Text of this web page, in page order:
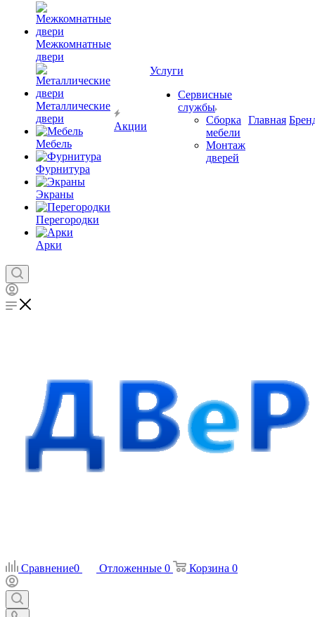
Межкомнатные
двери
Металлические
двери
Мебель
Фурнитура
Экраны
Перегородки
Арки
Акции
Услуги
Сервисные
службы
Сборка
мебели
Монтаж
дверей
Главная
Сравнение0 Отложенные 0 Корзина 0